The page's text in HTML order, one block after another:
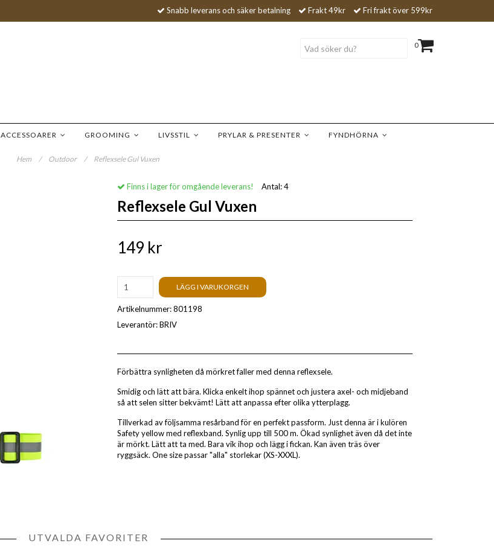
Snabb leverans och säker betalning Frakt 49kr Fri frakt över 599kr
0
ACCESSOARER GROOMING LIVSSTIL PRYLAR & PRESENTER FYNDHÖRNA
Hem / Outdoor / Reflexsele Gul Vuxen
Finns i lager för omgående leverans! Antal:4
Reflexsele Gul Vuxen
149 kr
LÄGG I VARUKORGEN
Artikelnummer:801198
Leverantör:BRIV
Förbättra synligheten då mörkret faller med denna reflexsele.
Smidig och lätt att bära. Klicka enkelt ihop spännet och justera axel- och midjeband
så att selen sitter bekvämt! Lätt att anpassa efter olika ytterplagg.
Tillverkad av följsamma resårband för en perfekt passform. Just denna är i kulören
Safety yellow med reflexband. Synlig upp till 500 m. Ökad synlighet även då det inte
är mörkt. Lätt att ta med. Bara vik ihop och lägg i fickan. Kan även träs över
ryggsäck. One size passar "alla" storlekar (XS-XXXL).
UTVALDA FAVORITER